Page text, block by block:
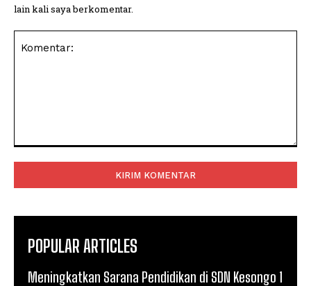
lain kali saya berkomentar.
POPULAR ARTICLES
Meningkatkan Sarana Pendidikan di SDN Kesongo 1